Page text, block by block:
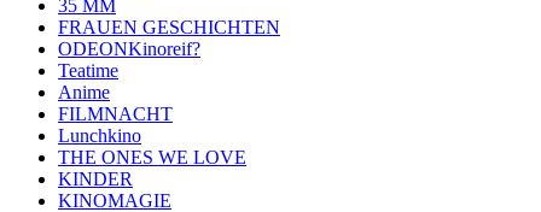
35 MM
FRAUEN GESCHICHTEN
ODEONKinoreif?
Teatime
Anime
FILMNACHT
Lunchkino
THE ONES WE LOVE
KINDER
KINOMAGIE